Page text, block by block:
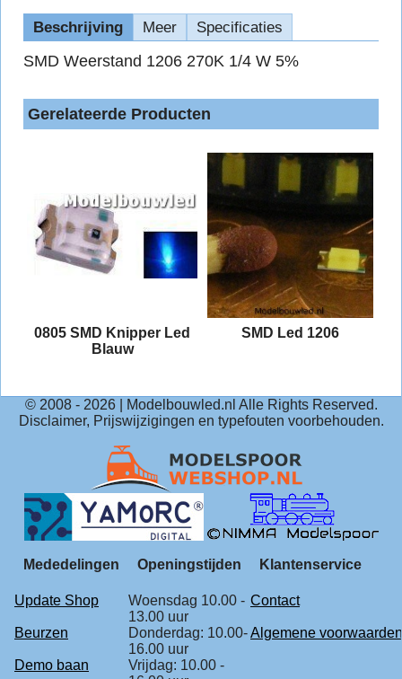
Beschrijving Meer Specificaties
SMD Weerstand 1206 270K 1/4 W 5%
Gerelateerde Producten
0805 SMD Knipper Led
Blauw
SMD Led 1206
© 2008 - 2026| Modelbouwled.nl Alle Rights Reserved.
Disclaimer, Prijswijzigingen en typefouten voorbehouden.
Mededelingen Openingstijden Klantenservice
Update Shop
Woensdag 10.00 -
13.00 uur
Contact
Beurzen
Donderdag: 10.00-
16.00 uur
Algemene voorwaarden
Demo baan
Vrijdag: 10.00 -